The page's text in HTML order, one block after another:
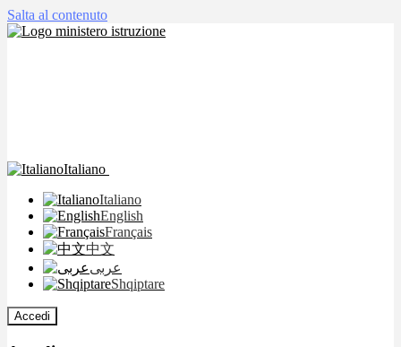
Salta al contenuto
Italiano
Italiano
English
Français
中文
عربى
Shqiptare
Accedi